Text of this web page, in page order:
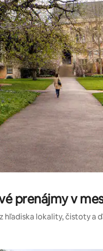
a nadol alebo ich
prenájmy v
lokality, čistoty a